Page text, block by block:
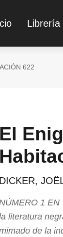
Librería
622
El
DICKER,
NÚMERO 1 EN
literatura
de la